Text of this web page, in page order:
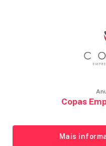
Copas
Mais